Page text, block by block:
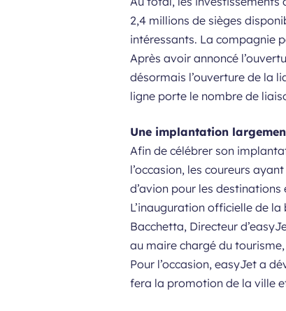
2,4 millions de sièges
intéressants. La compagnie
Après avoir annoncé
désormais l’ouverture de la
ligne porte le nombre de
Une implantation
Afin de célébrer son
l’occasion, les coureurs
d’avion pour les
L’inauguration officielle de la
Bacchetta, Directeur
au maire chargé du
Pour l’occasion, easyJet a
fera la promotion de la ville